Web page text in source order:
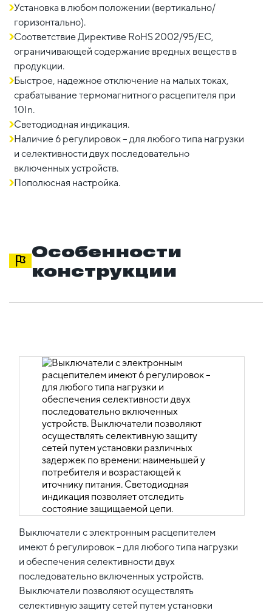
Установка в любом положении (вертикально/
горизонтально).
Соответствие Директиве RoHS 2002/95/EC,
ограничивающей содержание вредных веществ в
продукции.
Быстрое, надежное отключение на малых токах,
срабатывание термомагнитного расцепителя при
10In.
Светодиодная индикация.
Наличие 6 регулировок – для любого типа нагрузки
и селективности двух последовательно
включенных устройств.
Пополюсная настройка.
Особенности
конструкции
Выключатели с электронным расцепителем
имеют 6 регулировок – для любого типа нагрузки
и обеспечения селективности двух
последовательно включенных устройств.
Выключатели позволяют осуществлять
селективную защиту сетей путем установки